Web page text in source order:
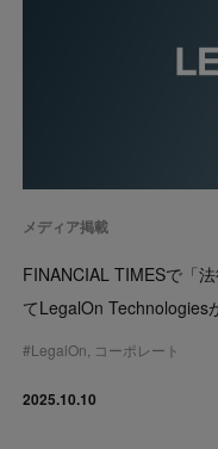
メディア掲載
FINANCIAL TIMESで「
てLegalOn Technologies
#LegalOn コーポレート
2025.10.10